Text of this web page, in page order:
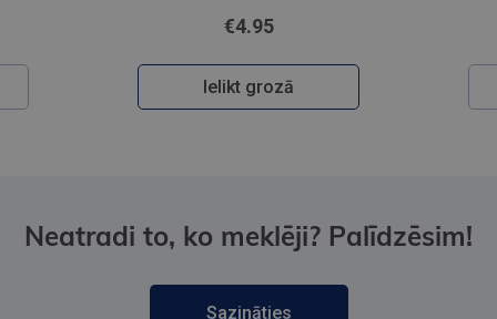
€4.95
Ielikt grozā
Neatradi to, ko meklēji? Palīdzēsim!
Sazināties